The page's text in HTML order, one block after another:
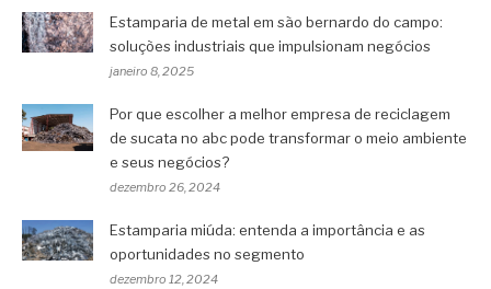
Estamparia de metal em são bernardo do campo:
soluções industriais que impulsionam negócios
janeiro 8, 2025
Por que escolher a melhor empresa de reciclagem
de sucata no abc pode transformar o meio ambiente
e seus negócios?
dezembro 26, 2024
Estamparia miúda: entenda a importância e as
oportunidades no segmento
dezembro 12, 2024